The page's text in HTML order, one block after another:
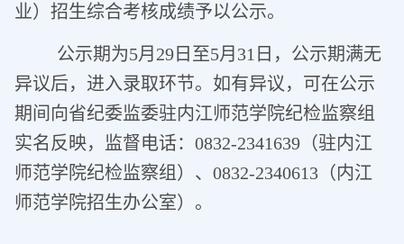
业）招生综合考核成绩予以公示。
公示期为5月29日至5月31日，公示期满无
异议后，进入录取环节。如有异议，可在公示
期间向省纪委监委驻内江师范学院纪检监察组
实名反映，监督电话：0832-2341639（驻内江
师范学院纪检监察组）、0832-2340613（内江
师范学院招生办公室）。